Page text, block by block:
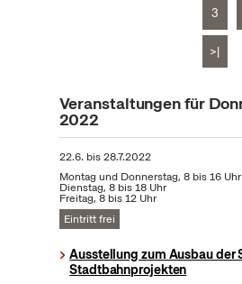
3
>|
Veranstaltungen für
2022
22.6. bis28.7.2022
Montag und Donnerstag, 8 bis 16 Uhr
Dienstag, 8 bis 18 Uhr
Freitag, 8 bis 12 Uhr
Eintritt frei
Ausstellung zum Ausbau der
Stadtbahnprojekten